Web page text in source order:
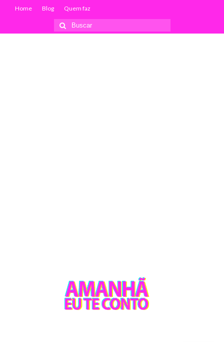
Home Blog Quem faz
Buscar
por: